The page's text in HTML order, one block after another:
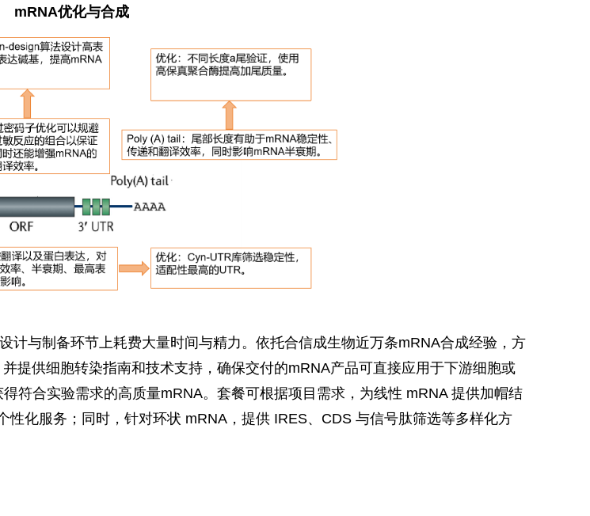
计与制备环节上耗费大量时间与精力。依托合信成生物近万条mRNA合成经验，方
提供细胞转染指南和技术支持，确保交付的mRNA产品可直接应用于下游细胞或
符合实验需求的高质量mRNA。套餐可根据项目需求，为线性 mRNA 提供加帽结
化服务；同时，针对环状 mRNA，提供 IRES、CDS 与信号肽筛选等多样化方
mRNA优化与合成